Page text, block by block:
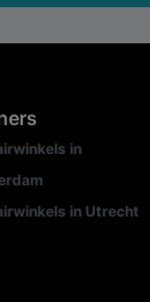
in
in Utrecht